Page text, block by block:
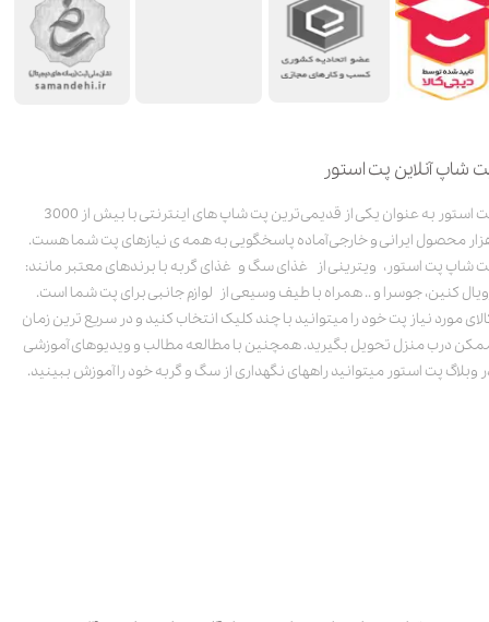
شاپ آنلاین پت استور
پت استور به عنوان یکی از قدیمی‌ترین پت شاپ های اینترنتی با بیش از 3000
محصول ایرانی و خارجی آماده پاسخگویی به همه ی نیازهای پت شما هست.
شاپ پت استور، ویترینی از غذای سگ و غذای گربه با برندهای معتبر مانند:
کنین، جوسرا و .. همراه با طیف وسیعی از لوازم جانبی برای پت شما است.
مورد نیاز پت خود را میتوانید با چند کلیک انتخاب کنید و در سریع ترین زمان
درب منزل تحویل بگیرید. همچنین با مطالعه مطالب و ویدیوهای آموزشی
وبلاگ پت استور میتوانید راههای نگهداری از سگ و گربه خود را آموزش ببینید.